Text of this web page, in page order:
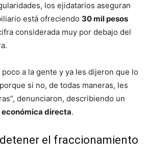
los ejidatarios aseguran
está ofreciendo 30 mil pesos
considerada muy por debajo del
poco a la gente y ya les dijeron que lo
si no, de todas maneras, les
denunciaron, describiendo un
económica directa.
el fraccionamiento